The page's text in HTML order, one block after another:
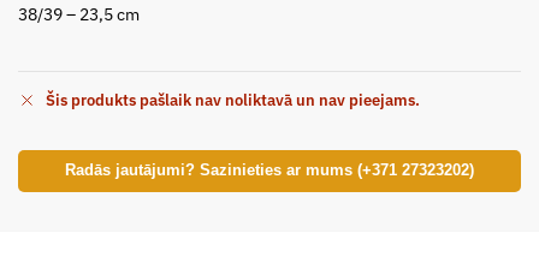
38/39 – 23,5 cm
Šis produkts pašlaik nav noliktavā un nav pieejams.
Radās jautājumi? Sazinieties ar mums (+371 27323202)